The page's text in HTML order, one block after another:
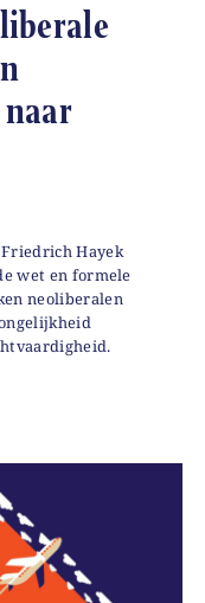
Hayek
wet en formele
neoliberalen